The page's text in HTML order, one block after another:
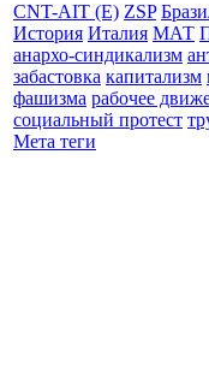
CNT-AIT (E) ZSP
История Италия МАТ
анархо-синдикализм
забастовка капитализм
фашизма рабочее
социальный протест
Мета теги